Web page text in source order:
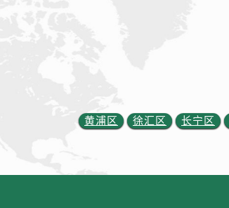
黄浦区 徐汇区 长宁区